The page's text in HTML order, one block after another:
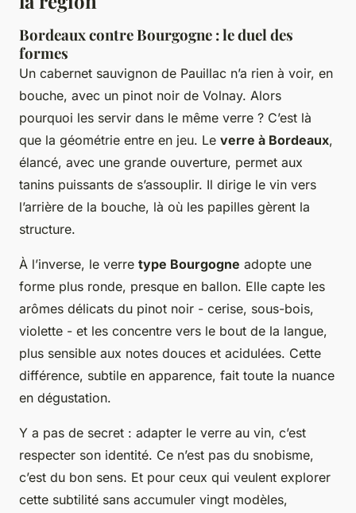
Bordeaux contre Bourgogne : le duel des
formes
Un cabernet sauvignon de Pauillac n’a rien à voir, en
bouche, avec un pinot noir de Volnay. Alors
pourquoi les servir dans le même verre ? C’est là
que la géométrie entre en jeu. Le verre à Bordeaux,
élancé, avec une grande ouverture, permet aux
tanins puissants de s’assouplir. Il dirige le vin vers
l’arrière de la bouche, là où les papilles gèrent la
structure.
À l’inverse, le verre type Bourgogne adopte une
forme plus ronde, presque en ballon. Elle capte les
arômes délicats du pinot noir - cerise, sous-bois,
violette - et les concentre vers le bout de la langue,
plus sensible aux notes douces et acidulées. Cette
différence, subtile en apparence, fait toute la nuance
en dégustation.
Y a pas de secret : adapter le verre au vin, c’est
respecter son identité. Ce n’est pas du snobisme,
c’est du bon sens. Et pour ceux qui veulent explorer
cette subtilité sans accumuler vingt modèles,